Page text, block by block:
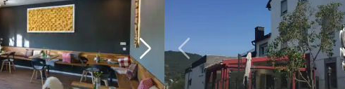
Volgende foto
Vorige foto